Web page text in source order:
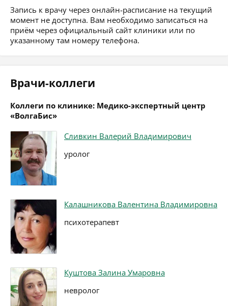
Запись к врачу через онлайн-расписание на текущий
момент не доступна. Вам необходимо записаться на
приём через официальный сайт клиники или по
указанному там номеру телефона.
Врачи-коллеги
Коллеги по клинике: Медико-экспертный центр
«ВолгаБис»
Сливкин Валерий Владимирович
уролог
Калашникова Валентина Владимировна
психотерапевт
Куштова Залина Умаровна
невролог